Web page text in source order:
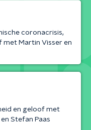
coronacrisis,
met Martin Visser en
en geloof met
Stefan Paas